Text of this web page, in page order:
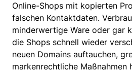
Online-Shops mit kopierten
falschen Kontaktdaten.
minderwertige Ware oder gar
die Shops schnell wieder
neuen Domains auftauchen,
markenrechtliche Maßnahmen